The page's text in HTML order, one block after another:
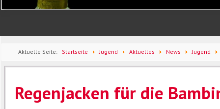
Aktuelle Seite: Startseite Jugend Aktuelles News Jugend
Regenjacken für die